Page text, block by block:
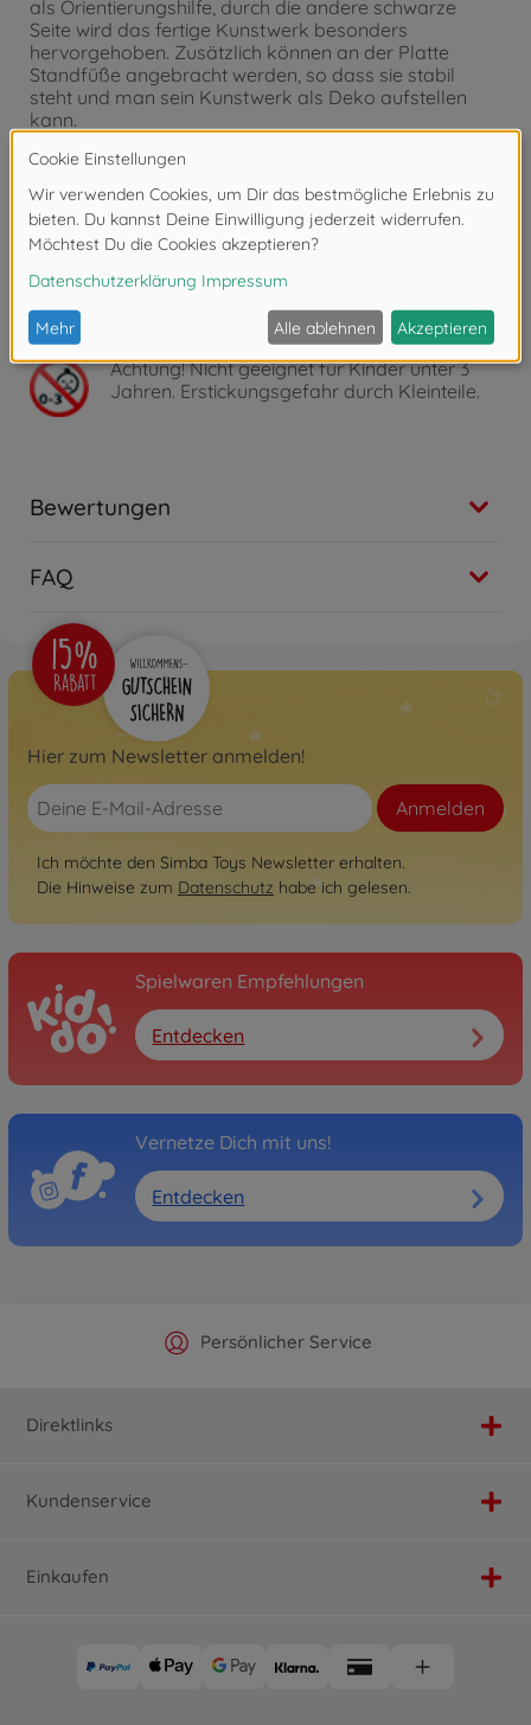
als Orientierungshilfe, durch die andere schwarze
Seite wird das fertige Kunstwerk besonders
hervorgehoben. Zusätzlich können an der Platte
Standfüße angebracht werden, so dass sie stabil
steht und man sein Kunstwerk als Deko aufstellen
kann.
• Ab 5 Jahren – Das Set fördert spielerisch die
Feinmotorik und Konzentration und macht das
kreative Gestalten zu einem spannenden Erlebnis.
• Simba – Elefantenstarker Spielspaß! Im Zentrum
unserer Produktentwicklung steht die Begeisterung
Kinder sollen Spaß haben und gefördert werden.
Achtung!Nicht geeignet für Kinder unter 3
Jahren. Erstickungsgefahr durch Kleinteile.
Bewertungen
FAQ
Hier zum Newsletter anmelden!
Anmelden
Ich möchte den Simba Toys Newsletter erhalten.
Die Hinweise zum Datenschutz habe ich gelesen.
Spielwaren Empfehlungen
Entdecken
Vernetze Dich mit uns!
Entdecken
Offizieller Hersteller Shop
Persönlicher Service
Versandkostenfrei ab 25€
Schnelle Lieferung
Direktlinks
Kundenservice
Einkaufen